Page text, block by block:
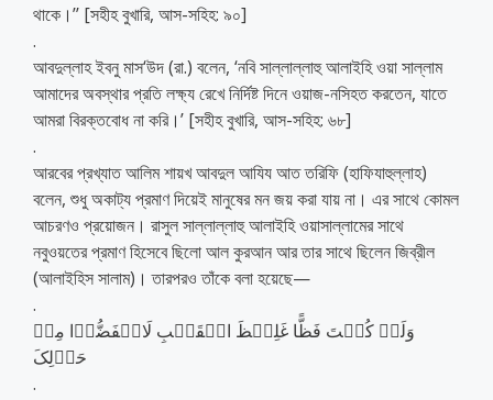
থাকে।’’ [সহীহ বুখারি, আস-সহিহ: ৯০]
.
আবদুল্লাহ ইবনু মাস‘উদ (রা.) বলেন, ‘নবি সাল্লাল্লাহু আলাইহি ওয়া সাল্লাম
আমাদের অবস্থার প্রতি লক্ষ্য রেখে নির্দিষ্ট দিনে ওয়াজ-নসিহত করতেন, যাতে
আমরা বিরক্তবোধ না করি।’ [সহীহ বুখারি, আস-সহিহ: ৬৮]
.
আরবের প্রখ্যাত আলিম শায়খ আবদুল আযিয আত তরিফি (হাফিযাহুল্লাহ)
বলেন, শুধু অকাট্য প্রমাণ দিয়েই মানুষের মন জয় করা যায় না। এর সাথে কোমল
আচরণও প্রয়োজন। রাসুল সাল্লাল্লাহু আলাইহি ওয়াসাল্লামের সাথে
নবুওয়তের প্রমাণ হিসেবে ছিলো আল কুরআন আর তার সাথে ছিলেন জিব্রীল
(আলাইহিস সালাম)। তারপরও তাঁকে বলা হয়েছে—
.
وَلَوۡ کُنۡتَ فَظًّا غَلِیۡظَ الۡقَلۡبِ لَانۡفَضُّوۡا مِنۡ
حَوۡلِکَ
.